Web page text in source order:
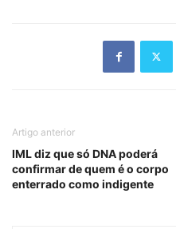
Artigo anterior
IML diz que só DNA poderá
confirmar de quem é o corpo
enterrado como indigente